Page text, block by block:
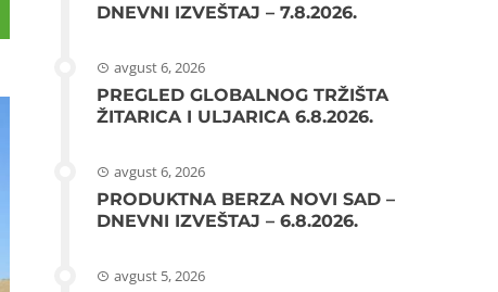
DNEVNI IZVEŠTAJ – 7.8.2026.
avgust 6, 2026
PREGLED GLOBALNOG TRŽIŠTA
ŽITARICA I ULJARICA 6.8.2026.
avgust 6, 2026
PRODUKTNA BERZA NOVI SAD –
DNEVNI IZVEŠTAJ – 6.8.2026.
avgust 5, 2026